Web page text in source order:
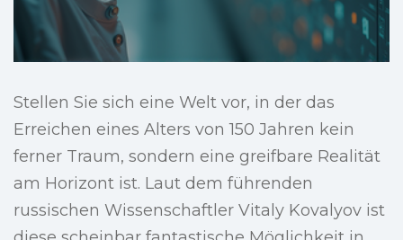
Stellen Sie sich eine Welt vor, in der das
Erreichen eines Alters von 150 Jahren kein
ferner Traum, sondern eine greifbare Realität
am Horizont ist. Laut dem führenden
russischen Wissenschaftler Vitaly Kovalyov ist